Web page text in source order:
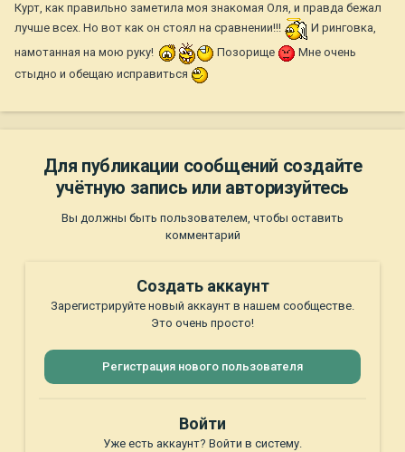
Курт, как правильно заметила моя знакомая Оля, и правда бежал
лучше всех. Но вот как он стоял на сравнении!!!
И ринговка,
намотанная на мою руку!
Позорище
Мне очень
стыдно и обещаю исправиться
Для публикации сообщений создайте
учётную запись или авторизуйтесь
Вы должны быть пользователем, чтобы оставить
комментарий
Создать аккаунт
Зарегистрируйте новый аккаунт в нашем сообществе.
Это очень просто!
Регистрация нового пользователя
Войти
Уже есть аккаунт? Войти в систему.